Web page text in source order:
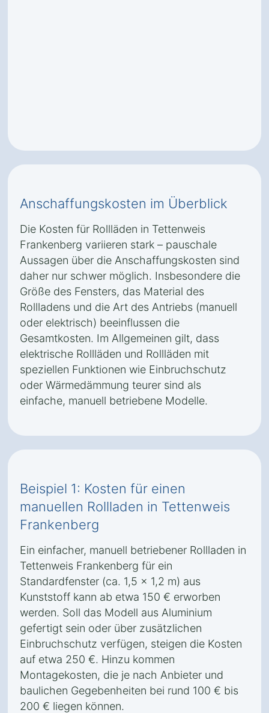
Anschaffungskosten im Überblick
Die Kosten für Rollläden in Tettenweis
Frankenberg variieren stark – pauschale
Aussagen über die Anschaffungskosten sind
daher nur schwer möglich. Insbesondere die
Größe des Fensters, das Material des
Rollladens und die Art des Antriebs (manuell
oder elektrisch) beeinflussen die
Gesamtkosten. Im Allgemeinen gilt, dass
elektrische Rollläden und Rollläden mit
speziellen Funktionen wie Einbruchschutz
oder Wärmedämmung teurer sind als
einfache, manuell betriebene Modelle.
Beispiel 1: Kosten für einen
manuellen Rollladen in Tettenweis
Frankenberg
Ein einfacher, manuell betriebener Rollladen in
Tettenweis Frankenberg für ein
Standardfenster (ca. 1,5 x 1,2 m) aus
Kunststoff kann ab etwa 150 € erworben
werden. Soll das Modell aus Aluminium
gefertigt sein oder über zusätzlichen
Einbruchschutz verfügen, steigen die Kosten
auf etwa 250 €. Hinzu kommen
Montagekosten, die je nach Anbieter und
baulichen Gegebenheiten bei rund 100 € bis
200 € liegen können.